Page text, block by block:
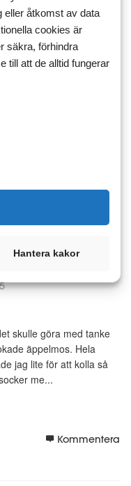
pysslar med äpplena
har åkt med både ett
tur är har det inte
skulle göra med tanke
äppelmos. Hela
jag lite för att kolla så
me...
Kommentera
eller åtkomst av data
cookies är
säkra, förhindra
till att de alltid fungerar
Hantera kakor